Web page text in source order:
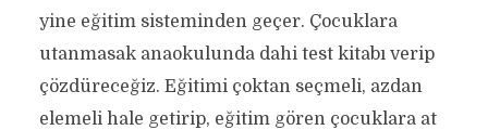
yine eğitim sisteminden geçer. Çocuklara
utanmasak anaokulunda dahi test kitabı verip
çözdüreceğiz. Eğitimi çoktan seçmeli, azdan
elemeli hale getirip, eğitim gören çocuklara at